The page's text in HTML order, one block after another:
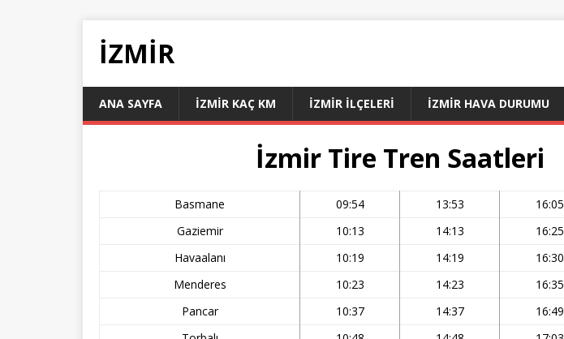
İZMIR
ANA SAYFA İZMIR KAÇ KM İZMIR İLÇELERI İZMIR HAVA DURUMU
İzmir Tire Tren Saatleri
Basmane 09:54 13:53 16:05
Gaziemir
10:13 14:13 16:25
Havaalanı
10:19 14:19 16:30
Menderes
10:23 14:23 16:35
Pancar
10:37 14:37 16:49